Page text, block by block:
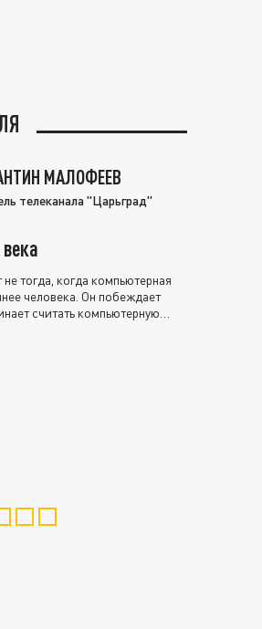
МАЛОФЕЕВ
телеканала "Царьград"
тогда, когда компьютерная
человека. Он побеждает
считать компьютерную